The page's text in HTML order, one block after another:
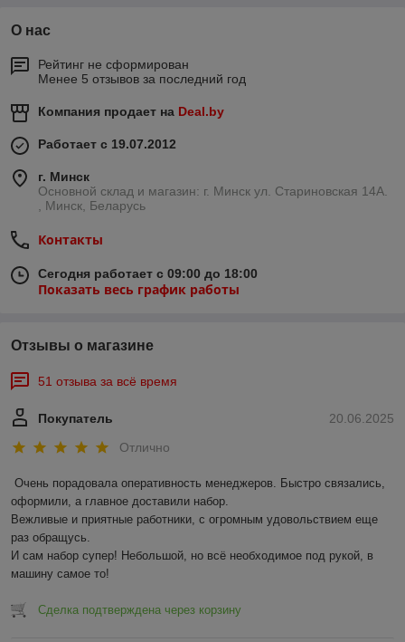
О нас
Рейтинг не сформирован
Менее 5 отзывов за последний год
Компания продает на Deal.by
Работает с 19.07.2012
г. Минск
Основной склад и магазин: г. Минск ул. Стариновская 14А.
, Минск, Беларусь
Контакты
Сегодня работает с 09:00 до 18:00
Показать весь график работы
Отзывы о магазине
51 отзыва за всё время
20.06.2025
Покупатель
Отлично
Очень порадовала оперативность менеджеров. Быстро связались,
оформили, а главное доставили набор.
Вежливые и приятные работники, с огромным удовольствием еще
раз обращусь.
И сам набор супер! Небольшой, но всё необходимое под рукой, в
машину самое то!
Сделка подтверждена через корзину